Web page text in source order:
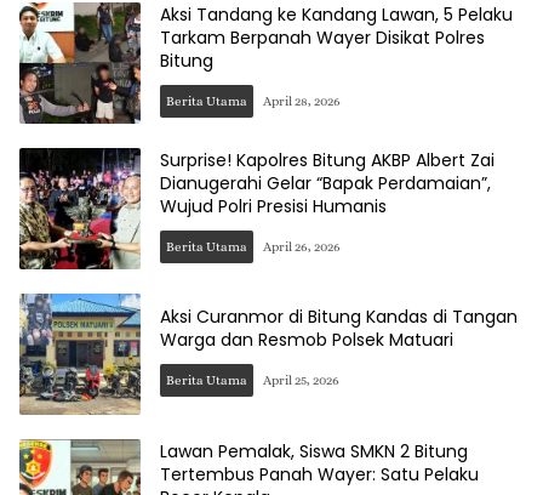
Aksi Tandang ke Kandang Lawan, 5 Pelaku
Tarkam Berpanah Wayer Disikat Polres
Bitung
Berita Utama April 28, 2026
Surprise! Kapolres Bitung AKBP Albert Zai
Dianugerahi Gelar “Bapak Perdamaian”,
Wujud Polri Presisi Humanis
Berita Utama April 26, 2026
Aksi Curanmor di Bitung Kandas di Tangan
Warga dan Resmob Polsek Matuari
Berita Utama April 25, 2026
Lawan Pemalak, Siswa SMKN 2 Bitung
Tertembus Panah Wayer: Satu Pelaku